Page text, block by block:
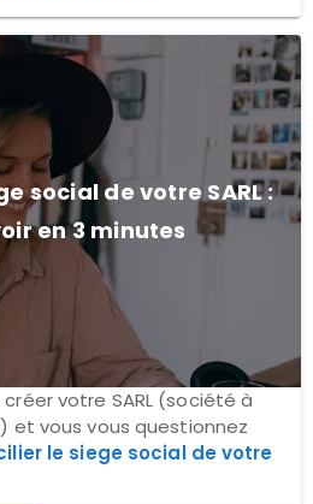
social de votre SARL :
en 3 minutes
votre SARL (société à
et vous vous questionnez
le siege social de votre